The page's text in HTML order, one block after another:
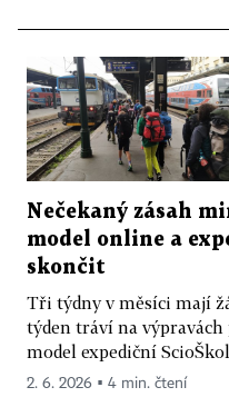
Nečekaný zásah
model online a
skončit
Tři týdny v měsíci mají
týden tráví na
model expediční
2. 6. 2026 ▪ 4 min. čtení